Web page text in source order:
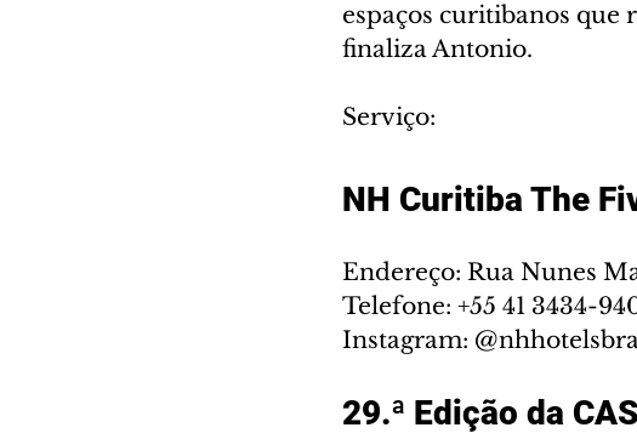
espaços curitibanos que
finaliza Antonio.
Serviço:
NH Curitiba The
Endereço: Rua Nunes
Telefone: +55 41 3434-
Instagram:
29.ª Edição da